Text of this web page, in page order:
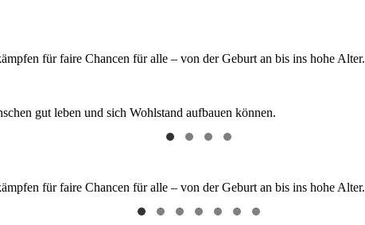
für faire Chancen für alle – von der Geburt an bis ins hohe Alter.
gut leben und sich Wohlstand aufbauen können.
für faire Chancen für alle – von der Geburt an bis ins hohe Alter.